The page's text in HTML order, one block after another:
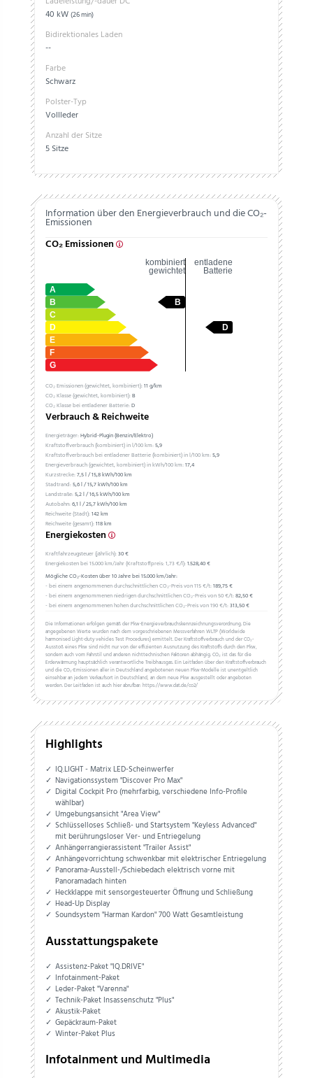
40 kW(26 min)
Bidirektionales Laden
--
Farbe
Schwarz
Polster-Typ
Vollleder
Anzahl der Sitze
5 Sitze
Information über den Energieverbrauch und die CO₂-
Emissionen
CO₂ Emissionen
kombiniert
gewichtet
entladene
Batterie
CO₂ Emissionen (gewichtet, kombiniert):11 g/km
CO₂ Klasse (gewichtet, kombiniert):B
CO₂ Klasse bei entladener Batterie:D
Verbrauch & Reichweite
Energieträger:Hybrid-Plugin (Benzin/Elektro)
Kraftstoffverbrauch (kombiniert) in l/100 km:5,9
Kraftstoffverbrauch bei entladener Batterie (kombiniert) in l/100 km:5,9
Energieverbrauch (gewichtet, kombiniert) in kWh/100 km:17,4
Kurzstrecke:7,5 l / 15,8 kWh/100 km
Stadtrand:5,6 l / 15,7 kWh/100 km
Landstraße:5,2 l / 16,5 kWh/100 km
Autobahn:6,1 l / 25,7 kWh/100 km
Reichweite (Stadt):142 km
Reichweite (gesamt):118 km
Energiekosten
Kraftfahrzeugsteuer (jährlich):30 €
Energiekosten bei 15.000 km/Jahr (Kraftstoffpreis:1,73€/l):1.528,40 €
Mögliche CO₂-Kosten über 10 Jahre bei 15.000 km/Jahr:
- bei einem angenommenen durchschnittlichen CO₂-Preis von 115 €/t:189,75 €
- bei einem angenommenen niedrigen durchschnittlichen CO₂-Preis von 50 €/t:82,50 €
- bei einem angenommenen hohen durchschnittlichen CO₂-Preis von 190 €/t:313,50 €
Die Informationen erfolgen gemäß der Pkw-Energieverbrauchskennzeichnungsverordnung. Die
angegebenen Werte wurden nach dem vorgeschriebenen Messverfahren WLTP (Worldwide
harmonised Light-duty vehicles Test Procedures) ermittelt. Der Kraftstoffverbrauch und der CO₂-
Ausstoß eines Pkw sind nicht nur von der effizienten Ausnutzung des Kraftstoffs durch den Pkw,
sondern auch vom Fahrstil und anderen nichttechnischen Faktoren abhängig. CO₂ ist das für die
Erderwärmung hauptsächlich verantwortliche Treibhausgas. Ein Leitfaden über den Kraftstoffverbrauch
und die CO₂-Emissionen aller in Deutschland angebotenen neuen Pkw-Modelle ist unentgeltlich
einsehbar an jedem Verkaufsort in Deutschland, an dem neue Pkw ausgestellt oder angeboten
werden. Der Leitfaden ist auch hier abrufbar: https://www.dat.de/co2/
Highlights
IQ.LIGHT - Matrix LED-Scheinwerfer
Navigationssystem "Discover Pro Max"
Digital Cockpit Pro (mehrfarbig, verschiedene Info-Profile
wählbar)
Umgebungsansicht "Area View"
Schlüsselloses Schließ- und Startsystem "Keyless Advanced"
mit berührungsloser Ver- und Entriegelung
Anhängerrangierassistent "Trailer Assist"
Anhängevorrichtung schwenkbar mit elektrischer Entriegelung
Panorama-Ausstell-/Schiebedach elektrisch vorne mit
Panoramadach hinten
Heckklappe mit sensorgesteuerter Öffnung und Schließung
Head-Up Display
Soundsystem "Harman Kardon" 700 Watt Gesamtleistung
Ausstattungspakete
Assistenz-Paket "IQ.DRIVE"
Infotainment-Paket
Leder-Paket "Varenna"
Technik-Paket Insassenschutz "Plus"
Akustik-Paket
Gepäckraum-Paket
Winter-Paket Plus
Infotainment und Multimedia